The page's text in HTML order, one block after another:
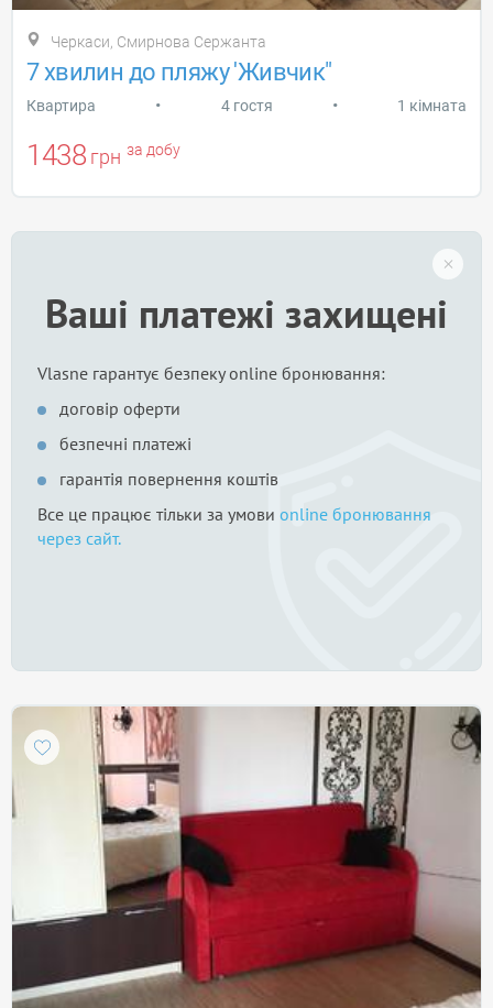
Черкаси, Смирнова Сержанта
7 хвилин до пляжу 'Живчик"
Квартира • 4 гостя • 1 кімната
1438 грн за добу
Ваші платежі захищені
Vlasne гарантує безпеку online бронювання:
договір оферти
безпечні платежі
гарантія повернення коштів
Все це працює тільки за умови online бронювання
через сайт.